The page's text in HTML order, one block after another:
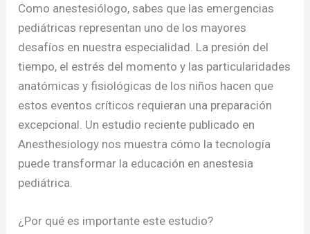
Como anestesiólogo, sabes que las emergencias
pediátricas representan uno de los mayores
desafíos en nuestra especialidad. La presión del
tiempo, el estrés del momento y las particularidades
anatómicas y fisiológicas de los niños hacen que
estos eventos críticos requieran una preparación
excepcional. Un estudio reciente publicado en
Anesthesiology nos muestra cómo la tecnología
puede transformar la educación en anestesia
pediátrica.
¿Por qué es importante este estudio?